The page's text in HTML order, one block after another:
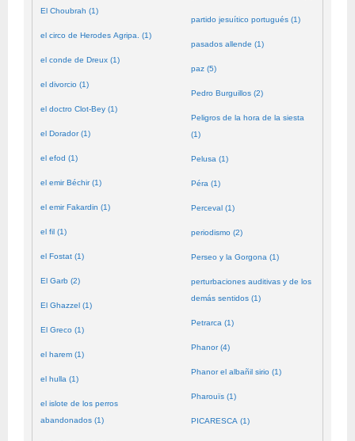
El Choubrah (1)
el circo de Herodes Agripa. (1)
el conde de Dreux (1)
el divorcio (1)
el doctro Clot-Bey (1)
el Dorador (1)
el efod (1)
el emir Béchir (1)
el emir Fakardin (1)
el fil (1)
el Fostat (1)
El Garb (2)
El Ghazzel (1)
El Greco (1)
el harem (1)
el hulla (1)
el islote de los perros
abandonados (1)
partido jesuítico portugués (1)
pasados allende (1)
paz (5)
Pedro Burguillos (2)
Peligros de la hora de la siesta
(1)
Pelusa (1)
Péra (1)
Perceval (1)
periodismo (2)
Perseo y la Gorgona (1)
perturbaciones auditivas y de los
demás sentidos (1)
Petrarca (1)
Phanor (4)
Phanor el albañil sirio (1)
Pharouïs (1)
PICARESCA (1)